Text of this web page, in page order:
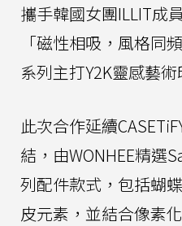
攜手韓國女團ILLIT成
「磁性相吸，風格同
系列主打Y2K靈感藝
此次合作延續
結，由WONHEE精選
列配件款式，包括蝴
皮元素，並結合像素